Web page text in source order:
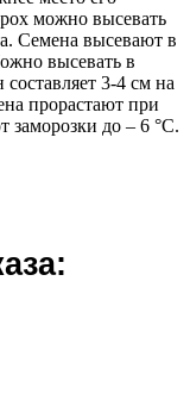
можно высевать
Семена высевают в
высевать в
составляет 3-4 см на
прорастают при
заморозки до – 6 °С.